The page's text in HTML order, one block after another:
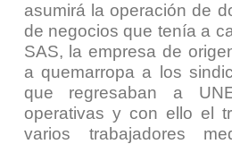
asumirá la operación de
de negocios que tenía a
SAS, la empresa de
a quemarropa a los
que regresaban a
operativas y con ello el
varios trabajadores